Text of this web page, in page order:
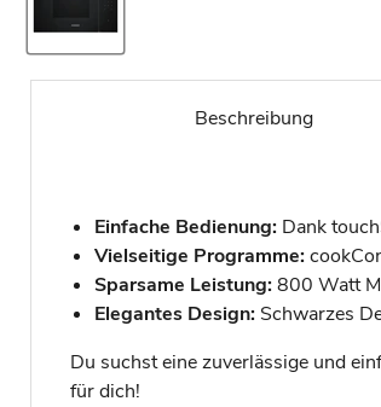
Beschreibung
Einfache Bedienung: Dank
Vielseitige Programme:
Sparsame Leistung:800 Watt
Elegantes Design: Schwarzes
Du suchst eine zuverlässige und
für dich!